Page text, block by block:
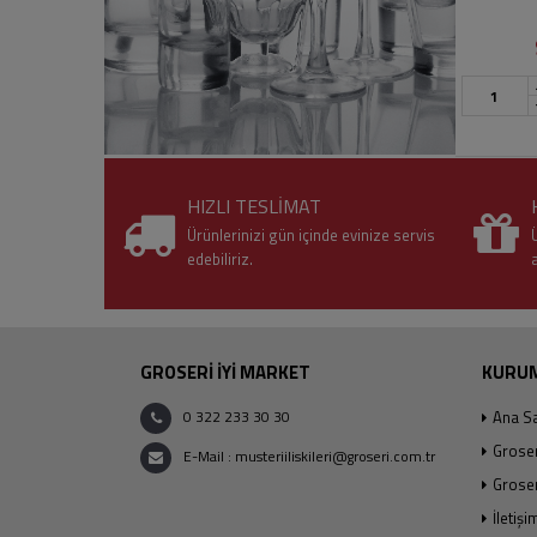
HIZLI TESLİMAT
Ürünlerinizi gün içinde evinize servis
edebiliriz.
GROSERİ İYİ MARKET
0 322 233 30 30
E-Mail : musteriiliskileri@groseri.com.tr
Ana